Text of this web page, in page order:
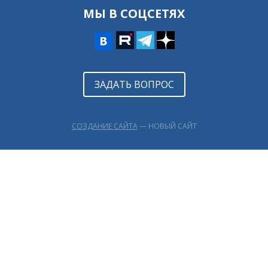
МЫ В СОЦСЕТЯХ
ЗАДАТЬ ВОПРОС
СОЗДАНИЕ САЙТА— НОВЫЙ САЙТ